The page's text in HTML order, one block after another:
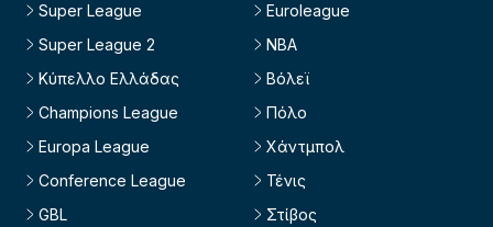
Super League
Super League 2
Κύπελλο Ελλάδας
Champions League
Europa League
Conference League
GBL
Euroleague
NBA
Βόλεϊ
Πόλο
Χάντμπολ
Τένις
Στίβος